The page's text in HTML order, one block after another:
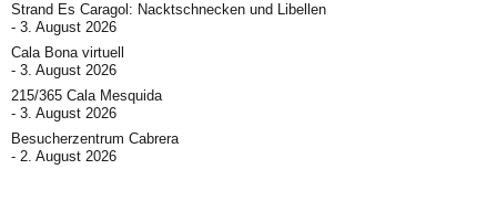
Strand Es Caragol: Nacktschnecken und Libellen
3. August 2026
Cala Bona virtuell
3. August 2026
215/365 Cala Mesquida
3. August 2026
Besucherzentrum Cabrera
2. August 2026